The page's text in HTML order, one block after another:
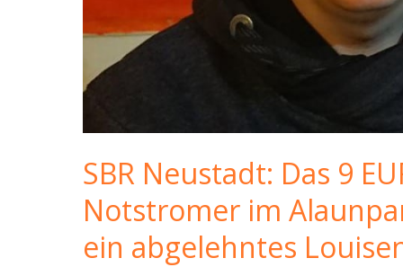
SBR Neustadt: Das 9
Notstromer im
ein abgelehntes